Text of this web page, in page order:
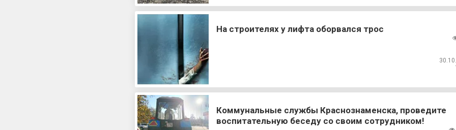
На строителях у лифта оборвался трос
Коммунальные службы Краснознаменска, проведите
воспитательную беседу со своим сотрудником!